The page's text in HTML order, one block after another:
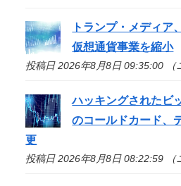
トランプ・メディア
仮想通貨事業を縮小
投稿日 2026年8月8日 09:35:00 （
ハッキングされたビ
のコールドカード、
更
投稿日 2026年8月8日 08:22:59 （